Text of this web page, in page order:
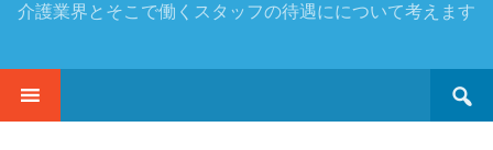
介護業界とそこで働くスタッフの待遇にについて考えます
SKIP